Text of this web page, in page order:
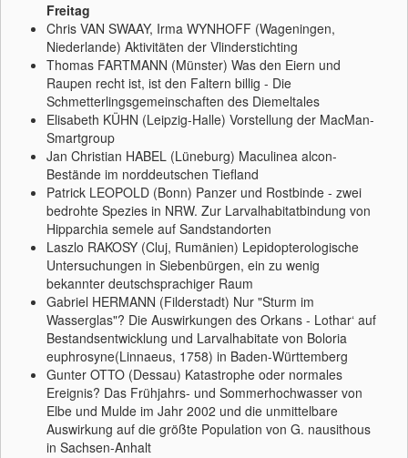
Freitag
Chris VAN SWAAY, Irma WYNHOFF (Wageningen,
Niederlande) Aktivitäten der Vlinderstichting
Thomas FARTMANN (Münster) Was den Eiern und
Raupen recht ist, ist den Faltern billig - Die
Schmetterlingsgemeinschaften des Diemeltales
Elisabeth KÜHN (Leipzig-Halle) Vorstellung der MacMan-
Smartgroup
Jan Christian HABEL (Lüneburg) Maculinea alcon-
Bestände im norddeutschen Tiefland
Patrick LEOPOLD (Bonn) Panzer und Rostbinde - zwei
bedrohte Spezies in NRW. Zur Larvalhabitatbindung von
Hipparchia semele auf Sandstandorten
Laszlo RAKOSY (Cluj, Rumänien) Lepidopterologische
Untersuchungen in Siebenbürgen, ein zu wenig
bekannter deutschsprachiger Raum
Gabriel HERMANN (Filderstadt) Nur "Sturm im
Wasserglas"? Die Auswirkungen des Orkans - Lothar‘ auf
Bestandsentwicklung und Larvalhabitate von Boloria
euphrosyne(Linnaeus, 1758) in Baden-Württemberg
Gunter OTTO (Dessau) Katastrophe oder normales
Ereignis? Das Frühjahrs- und Sommerhochwasser von
Elbe und Mulde im Jahr 2002 und die unmittelbare
Auswirkung auf die größte Population von G. nausithous
in Sachsen-Anhalt